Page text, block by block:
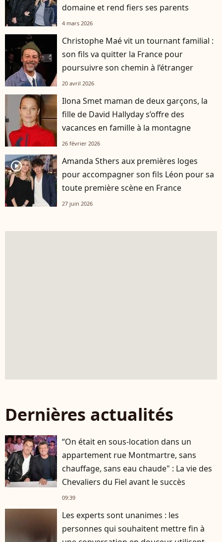
domaine et rend fiers ses parents
4 mars 2026
Christophe Maé vit un tournant familial :
son fils va quitter la France pour
poursuivre son chemin à l’étranger
20 avril 2026
Ilona Smet maman de deux garçons, la
fille de David Hallyday s’offre des
vacances en famille à la montagne
26 février 2026
player2
Amanda Sthers aux premières loges
pour accompagner son fils Léon pour sa
toute première scène en France
27 juin 2026
Dernières actualités
“On était en sous-location dans un
appartement rue Montmartre, sans
chauffage, sans eau chaude" : La vie des
Chevaliers du Fiel avant le succès
09:39
Les experts sont unanimes : les
personnes qui souhaitent mettre fin à